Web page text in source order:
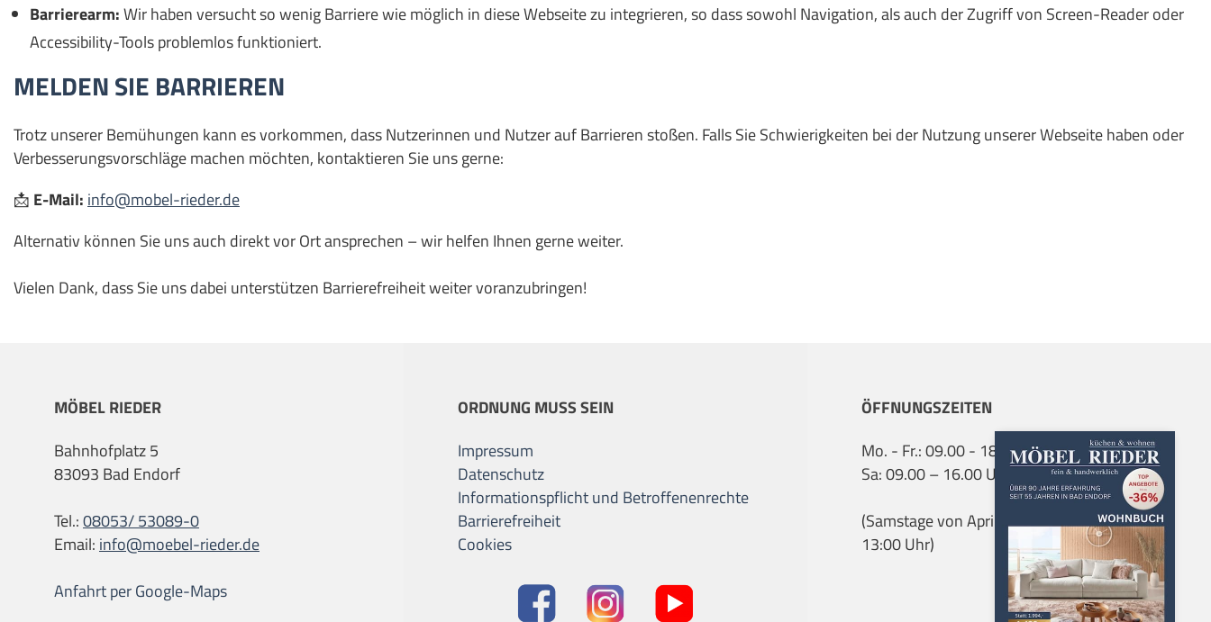
Barrierearm:Wir haben versucht so wenig Barriere wie möglich in diese Webseite zu integrieren, so dass sowohl Navigation, als auch der Zugriff von Screen-Reader oder
Accessibility-Tools problemlos funktioniert.
MELDEN SIE BARRIEREN
Trotz unserer Bemühungen kann es vorkommen, dass Nutzerinnen und Nutzer auf Barrieren stoßen. Falls Sie Schwierigkeiten bei der Nutzung unserer Webseite haben oder
Verbesserungsvorschläge machen möchten, kontaktieren Sie uns gerne:
📩 E-Mail: info@mobel-rieder.de
Alternativ können Sie uns auch direkt vor Ort ansprechen – wir helfen Ihnen gerne weiter.
Vielen Dank, dass Sie uns dabei unterstützen Barrierefreiheit weiter voranzubringen!
MÖBEL RIEDER
Bahnhofplatz 5
83093 Bad Endorf
Tel.:08053/ 53089-0
Email: info@moebel-rieder.de
Anfahrt per Google-Maps
ORDNUNG MUSS SEIN
Impressum
Datenschutz
Informationspflicht und Betroffenenrechte
Barrierefreiheit
Cookies
ÖFFNUNGSZEITEN
Mo. - Fr.: 09.00 - 18.00 Uhr
Sa: 09.00 – 16.00 Uhr
(Samstage von April bis Sept. 9:00 bis
13:00 Uhr)